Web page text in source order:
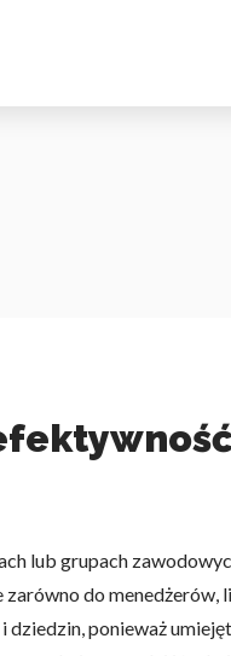
lub grupach
do menedżerów,
dziedzin, ponieważ